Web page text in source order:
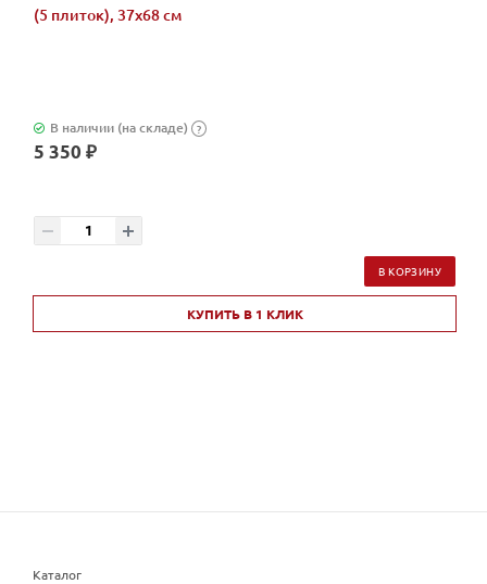
(5 плиток), 37х68 см
В наличии (на складе) ?
5 350 ₽
В КОРЗИНУ
КУПИТЬ В 1 КЛИК
Каталог